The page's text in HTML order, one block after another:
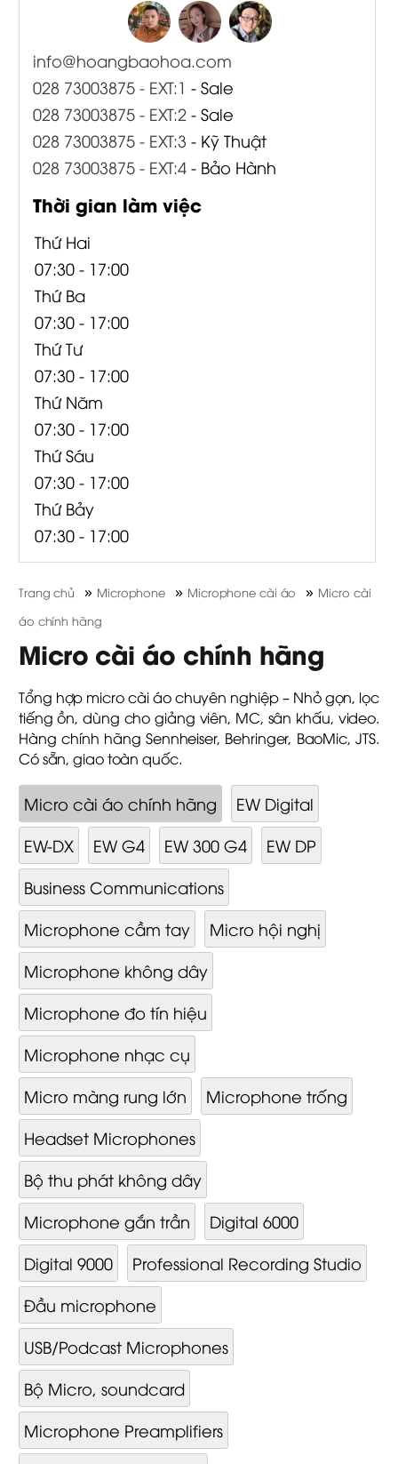
info@hoangbaohoa.com
028 73003875 - EXT:1 - Sale
028 73003875 - EXT:2- Sale
028 73003875 - EXT:3 - Kỹ Thuật
028 73003875 - EXT:4- Bảo Hành
Thời gian làm việc
Thứ Hai
07:30 - 17:00
Thứ Ba
07:30 - 17:00
Thứ Tư
07:30 - 17:00
Thứ Năm
07:30 - 17:00
Thứ Sáu
07:30 - 17:00
Thứ Bảy
07:30 - 17:00
Trang chủ » Microphone » Microphone cài áo » Micro cài
áo chính hãng
Micro cài áo chính hãng
Tổng hợp micro cài áo chuyên nghiệp – Nhỏ gọn, lọc
tiếng ồn, dùng cho giảng viên, MC, sân khấu, video.
Hàng chính hãng Sennheiser, Behringer, BaoMic, JTS.
Có sẵn, giao toàn quốc.
Micro cài áo chính hãng
EW Digital
EW-DX
EW G4 EW 300 G4
EW DP
Business Communications
Microphone cầm tay
Micro hội nghị
Microphone không dây
Microphone đo tín hiệu
Microphone nhạc cụ
Micro màng rung lớn
Microphone trống
Headset Microphones
Bộ thu phát không dây
Microphone gắn trần
Digital 6000
Digital 9000
Professional Recording Studio
Đầu microphone
USB/Podcast Microphones
Bộ Micro, soundcard
Microphone Preamplifiers